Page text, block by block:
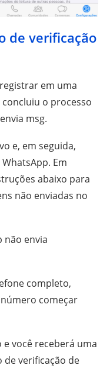
de verificação
em uma
o processo
msg.
e, em seguida,
Em
abaixo para
não enviadas no
não envia
completo,
começar
você receberá uma
verificação de